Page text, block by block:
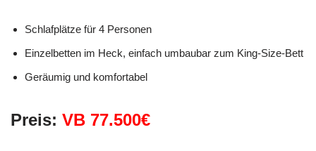
Schlafplätze für 4 Personen
Einzelbetten im Heck, einfach umbaubar zum King-Size-Bett
Geräumig und komfortabel
Preis: VB 77.500€